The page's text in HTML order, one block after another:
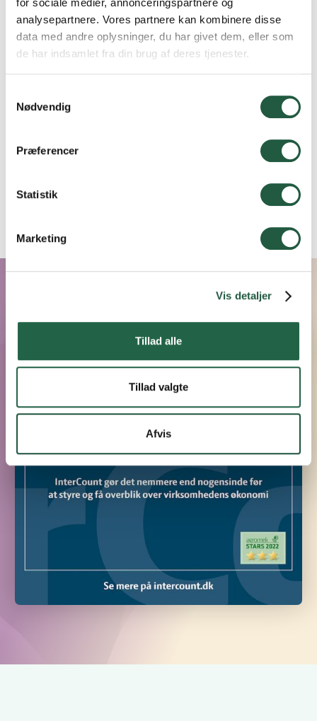
for sociale medier, annonceringspartnere og
analysepartnere. Vores partnere kan kombinere disse
data med andre oplysninger, du har givet dem, eller som
de har indsamlet fra din brug af deres tjenester.
Nødvendig
Præferencer
Statistik
Marketing
Vis detaljer
Tillad alle
Tillad valgte
Afvis
Rekordmange besøgte dyrskuet i
Hareløkkerne
19.5.26
Se alle nyheder